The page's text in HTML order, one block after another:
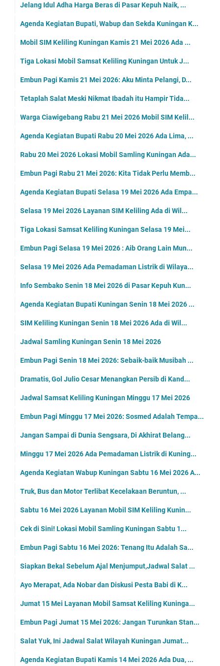
Jelang Idul Adha Harga Beras di Pasar Kepuh Naik, ...
Agenda Kegiatan Bupati, Wabup dan Sekda Kuningan K...
Mobil SIM Keliling Kuningan Kamis 21 Mei 2026 Ada ...
Tiga Lokasi Mobil Samsat Keliling Kuningan Untuk J...
Embun Pagi Kamis 21 Mei 2026: Aku Minta Pelangi, D...
Tetaplah Salat Meski Nikmat Ibadah itu Hampir Tida...
Warga Ciawigebang Rabu 21 Mei 2026 Mobil SIM Kelil...
Agenda Kegiatan Bupati Rabu 20 Mei 2026 Ada Lima, ...
Rabu 20 Mei 2026 Lokasi Mobil Samling Kuningan Ada...
Embun Pagi Rabu 21 Mei 2026: Kita Tidak Perlu Memb...
Agenda Kegiatan Bupati Selasa 19 Mei 2026 Ada Empa...
Selasa 19 Mei 2026 Layanan SIM Keliling Ada di Wil...
Tiga Lokasi Samsat Keliling Kuningan Selasa 19 Mei...
Embun Pagi Selasa 19 Mei 2026 : Aib Orang Lain Mun...
Selasa 19 Mei 2026 Ada Pemadaman Listrik di Wilaya...
Info Sembako Senin 18 Mei 2026 di Pasar Kepuh Kun...
Agenda Kegiatan Bupati Kuningan Senin 18 Mei 2026 ...
SIM Keliling Kuningan Senin 18 Mei 2026 Ada di Wil...
Jadwal Samling Kuningan Senin 18 Mei 2026
Embun Pagi Senin 18 Mei 2026: Sebaik-baik Musibah ...
Dramatis, Gol Julio Cesar Menangkan Persib di Kand...
Jadwal Samsat Keliling Kuningan Minggu 17 Mei 2026
Embun Pagi Minggu 17 Mei 2026: Sosmed Adalah Tempa...
Jangan Sampai di Dunia Sengsara, Di Akhirat Belang...
Minggu 17 Mei 2026 Ada Pemadaman Listrik di Kuning...
Agenda Kegiatan Wabup Kuningan Sabtu 16 Mei 2026 A...
Truk, Bus dan Motor Terlibat Kecelakaan Beruntun, ...
Sabtu 16 Mei 2026 Layanan Mobil SIM Keliling Kunin...
Cek di Sini! Lokasi Mobil Samling Kuningan Sabtu 1...
Embun Pagi Sabtu 16 Mei 2026: Tenang Itu Adalah Sa...
Siapkan Bekal Sebelum Ajal Menjumput,Jadwal Salat ...
Ayo Merapat, Ada Nobar dan Diskusi Pesta Babi di K...
Jumat 15 Mei Layanan Mobil Samsat Keliling Kuninga...
Embun Pagi Jumat 15 Mei 2026: Jangan Turunkan Stan...
Salat Yuk, Ini Jadwal Salat Wilayah Kuningan Jumat...
Agenda Kegiatan Bupati Kamis 14 Mei 2026 Ada Dua, ...